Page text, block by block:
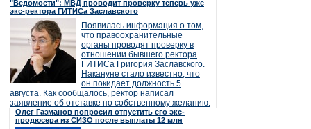
"Ведомости": МВД проводит проверку теперь уже
экс-ректора ГИТИСа Заславского
Появилась информация о том,
что правоохранительные
органы проводят проверку в
отношении бывшего ректора
ГИТИСа Григория Заславского.
Накануне стало известно, что
он покидает должность 5
августа. Как сообщалось, ректор написал
заявление об отставке по собственному желанию.
Олег Газманов попросил отпустить его экс-
продюсера из СИЗО после выплаты 12 млн